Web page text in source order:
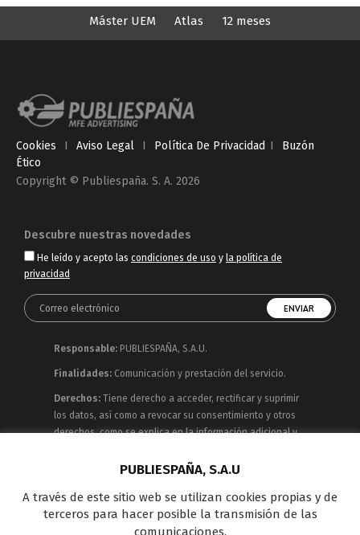
Máster UEM Atlas 12 meses
Cookies I Aviso Legal I Política De Privacidad I
Buzón
Ético
Copyright © Publiespaña. S. A. 2026
Descubre nuestras novedades
He leído y acepto las condiciones de uso y la política de
privacidad
Responsable: PUBLIESPAÑA, S.A.U.
Finalidades: Comunicación y prestación del servicio.
Derechos: Tiene derecho a acceder, rectificar y suprimir
los datos, así como a revocar su consentimiento y otros
derechos, como se explica en la información adicional y
Publiespaña es empresa de Mediaset España
concesionaria del espacio publicitario de sus siete
canales en abierto: Telecinco, Cuatro, Factoría de Ficción,
PUBLIESPAÑA, S.A.U
A través de este sitio web se utilizan cookies propias y de
terceros para hacer posible la transmisión de las
comunicaciones,